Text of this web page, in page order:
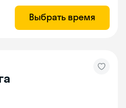
Выбрать время